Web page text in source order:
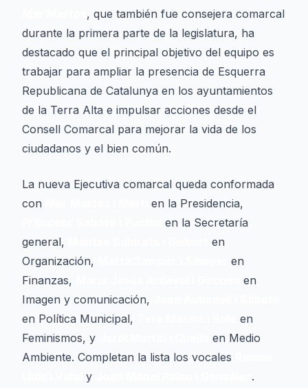
, que también fue consejera comarcal
durante la primera parte de la legislatura, ha
destacado que el principal objetivo del equipo es
trabajar para ampliar la presencia de Esquerra
Republicana de Catalunya en los ayuntamientos
de la Terra Alta e impulsar acciones desde el
Consell Comarcal para mejorar la vida de los
ciudadanos y el bien común.
La nueva Ejecutiva comarcal queda conformada
con
en la Presidencia,
en la Secretaría
general,
en
Organización,
en
Finanzas,
en
Imagen y comunicación,
en Política Municipal,
en
Feminismos, y
en Medio
Ambiente. Completan la lista los vocales
y .